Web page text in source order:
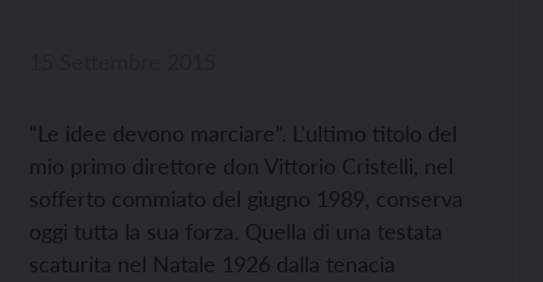
“Le idee devono marciare”. L’ultimo titolo del
mio primo direttore don Vittorio Cristelli, nel
sofferto commiato del giugno 1989, conserva
oggi tutta la sua forza. Quella di una testata
scaturita nel Natale 1926 dalla tenacia